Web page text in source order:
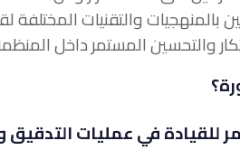
للقيادة في عمليات التدقيق